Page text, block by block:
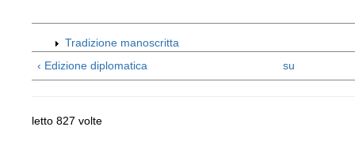
Tradizione manoscritta
‹ Edizione diplomatica
su
letto 827 volte